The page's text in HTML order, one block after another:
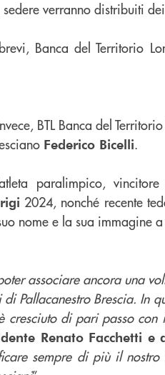
sedere verranno distribuiti
Banca del Territorio
BTL Banca del
Federico Bicelli.
paralimpico, vincitore
2024, nonché recente
nome e la sua immagine
associare ancora una
Pallacanestro Brescia. In
cresciuto di pari passo
Renato Facchetti
sempre di più il